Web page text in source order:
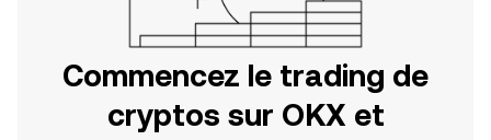
Commencez le trading de
cryptos sur OKX et